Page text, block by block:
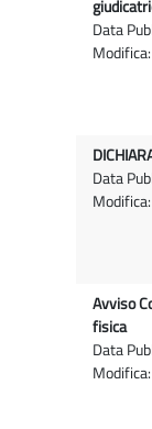
Data
Data
Avviso
fisica
Data